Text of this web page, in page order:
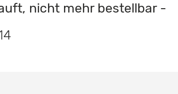
nicht mehr bestellbar -